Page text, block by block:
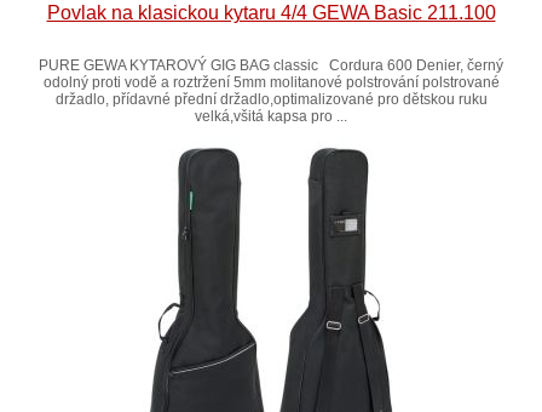
Povlak na klasickou kytaru 4/4 GEWA Basic 211.100
PURE GEWA KYTAROVÝ GIG BAG classic Cordura 600 Denier, černý
odolný proti vodě a roztržení 5mm molitanové polstrování polstrované
držadlo, přídavné přední držadlo,optimalizované pro dětskou ruku
velká,všitá kapsa pro ...